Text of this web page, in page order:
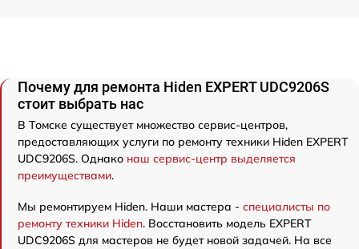
Почему для ремонта Hiden EXPERT UDC9206S
стоит выбрать нас
В Томске существует множество сервис-центров,
предоставляющих услуги по ремонту техники Hiden EXPERT
UDC9206S. Однако наш сервис-центр выделяется
преимуществами.
Мы ремонтируем Hiden. Наши мастера - специалисты по
ремонту техники Hiden. Восстановить модель EXPERT
UDC9206S для мастеров не будет новой задачей. На все